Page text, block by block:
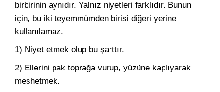
birbirinin aynıdır. Yalnız niyetleri farklıdır. Bunun
için, bu iki teyemmümden birisi diğeri yerine
kullanılamaz.
1) Niyet etmek olup bu şarttır.
2) Ellerini pak toprağa vurup, yüzüne kaplıyarak
meshetmek.